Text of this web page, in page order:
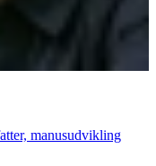
manusudvikling